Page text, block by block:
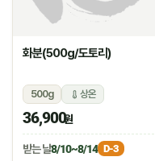
화분(500g/도토리)
500g 상온
36,900원
받는 날8/10~8/14 D-3